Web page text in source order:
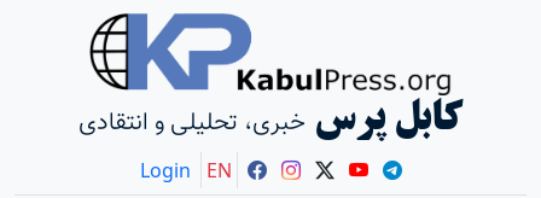
کابل پرس خبری، تحلیلی و انتقادی
Login EN